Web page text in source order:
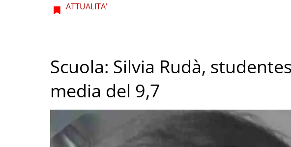
ATTUALITA'
Scuola: Silvia Rudà,
media del 9,7